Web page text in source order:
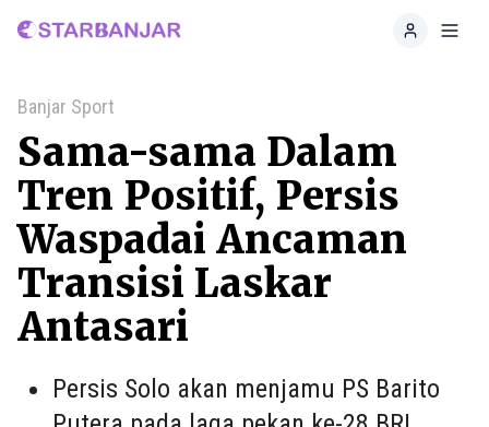
Home
Banjar Sport
Sama-sama Dalam
Tren Positif, Persis
Waspadai Ancaman
Transisi Laskar
Antasari
Persis Solo akan menjamu PS Barito